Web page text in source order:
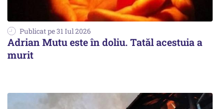
Publicat pe 31 Iul 2026
Adrian Mutu este în doliu. Tatăl acestuia a
murit